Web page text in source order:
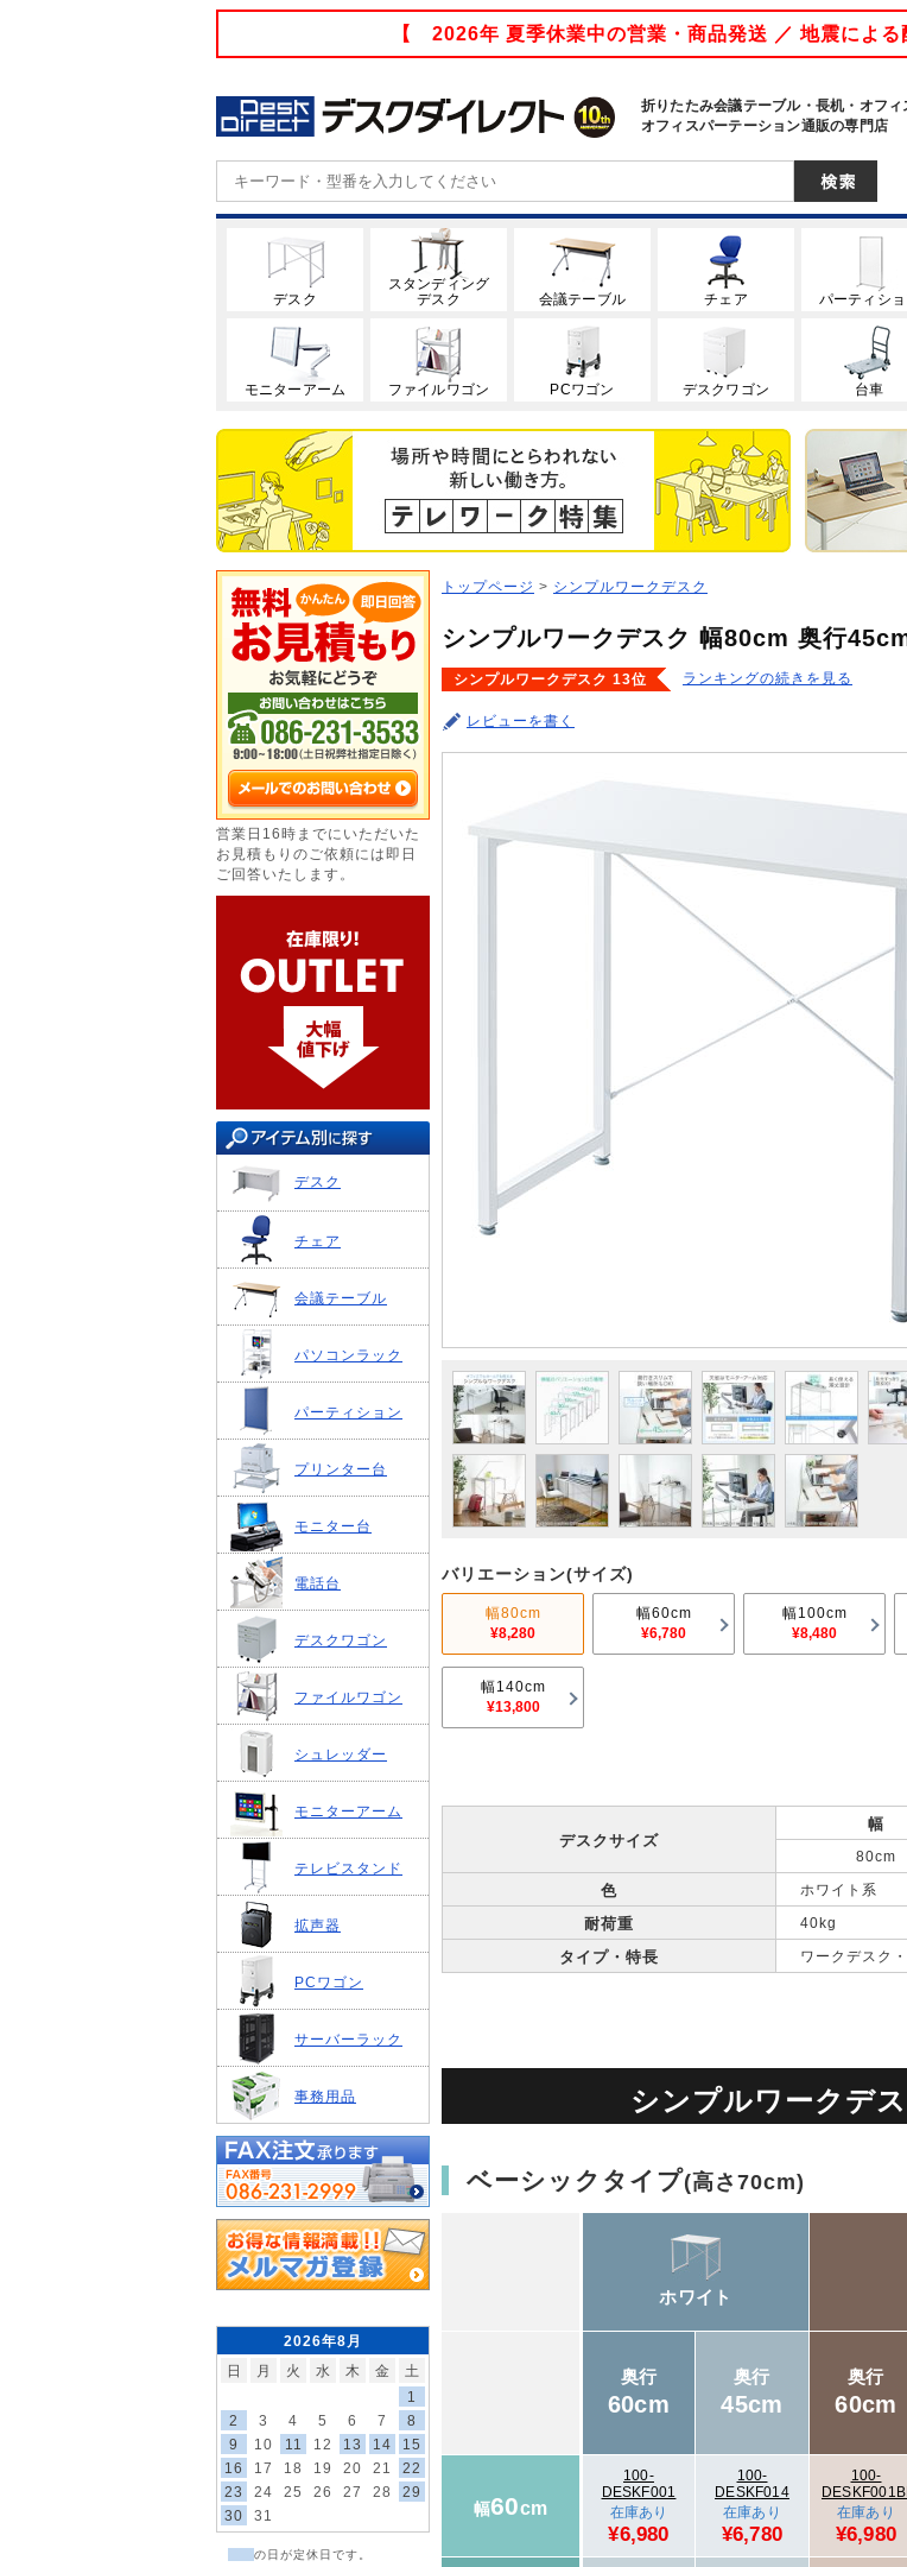
【 2026年 夏季休業中の営業・商品発送 ／ 地震によ
折りたたみ会議テーブル・長机・オフィ
オフィスパーテーション通販の専門店
デスク
スタンディング
デスク
会議テーブル チェア パーティシ
モニターアーム ファイルワゴン PCワゴン デスクワゴン 台車
営業日16時までにいただいた
お見積もりのご依頼には即日
ご回答いたします。
デスク
チェア
会議テーブル
パソコンラック
パーティション
プリンター台
モニター台
電話台
デスクワゴン
ファイルワゴン
シュレッダー
モニターアーム
テレビスタンド
拡声器
PCワゴン
サーバーラック
事務用品
2026年8月
日
月 火 水 木 金
土
1
2
3 4 5 6 7
8
9
10 11 12 13 14
15
16
17 18 19 20 21
22
23
24 25 26 27 28
29
30
31
の日が定休日です。
トップページ > シンプルワークデスク
シンプルワークデスク 幅80cm 奥行
シンプルワークデスク 13位 ランキングの続きを見る
レビューを書く
バリエーション(サイズ)
幅80cm
¥8,280
幅60cm
¥6,780
幅100cm
¥8,480
幅140cm
¥13,800
デスクサイズ
幅
80cm
色 ホワイト系
耐荷重 40kg
タイプ・特長 ワークデスク
シンプルワークデ
ベーシックタイプ(高さ70cm)
ホワイト
奥行
60cm
奥行
45cm
奥行
60cm
幅60cm
100-
DESKF001
在庫あり
¥6,980
100-
DESKF014
在庫あり
¥6,780
100-
在庫あり
¥6,980